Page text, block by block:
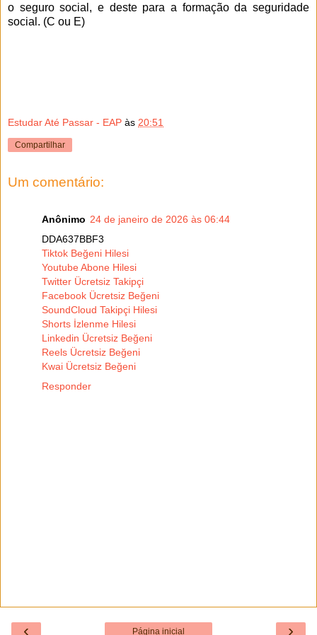
o seguro social, e deste para a formação da seguridade
social. (C ou E)
Estudar Até Passar - EAP às 20:51
Compartilhar
Um comentário:
Anônimo 24 de janeiro de 2026 às 06:44
DDA637BBF3
Tiktok Beğeni Hilesi
Youtube Abone Hilesi
Twitter Ücretsiz Takipçi
Facebook Ücretsiz Beğeni
SoundCloud Takipçi Hilesi
Shorts İzlenme Hilesi
Linkedin Ücretsiz Beğeni
Reels Ücretsiz Beğeni
Kwai Ücretsiz Beğeni
Responder
‹ ›
Página inicial